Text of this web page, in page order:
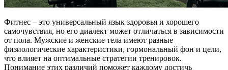
Фитнес – это универсальный язык здоровья и хорошего
самочувствия, но его диалект может отличаться в зависимости
от пола. Мужские и женские тела имеют разные
физиологические характеристики, гормональный фон и цели,
что влияет на оптимальные стратегии тренировок.
Понимание этих различий поможет каждому достичь